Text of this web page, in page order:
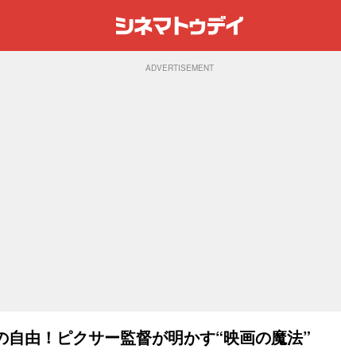
ADVERTISEMENT
由！ピクサー監督が明かす“映画の魔法”